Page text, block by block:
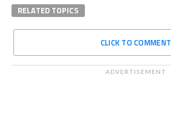
RELATED TOPICS
CLICK TO COMMENT
ADVERTISEMENT